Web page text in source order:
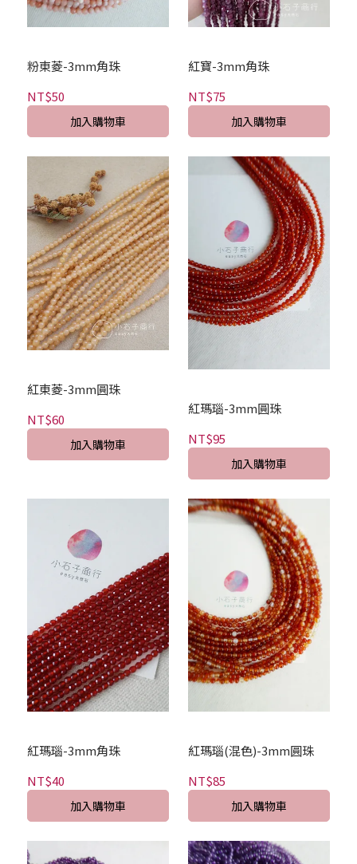
粉東菱-3mm角珠
NT$50
加入購物車
紅寶-3mm角珠
NT$75
加入購物車
紅東菱-3mm圓珠
NT$60
加入購物車
紅瑪瑙-3mm圓珠
NT$95
加入購物車
紅瑪瑙-3mm角珠
NT$40
加入購物車
紅瑪瑙(混色)-3mm圓珠
NT$85
加入購物車